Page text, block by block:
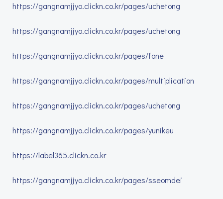
https://gangnamjjyo.clickn.co.kr/pages/uchetong
https://gangnamjjyo.clickn.co.kr/pages/uchetong
https://gangnamjjyo.clickn.co.kr/pages/fone
https://gangnamjjyo.clickn.co.kr/pages/multiplication
https://gangnamjjyo.clickn.co.kr/pages/uchetong
https://gangnamjjyo.clickn.co.kr/pages/yunikeu
https://label365.clickn.co.kr
https://gangnamjjyo.clickn.co.kr/pages/sseomdei